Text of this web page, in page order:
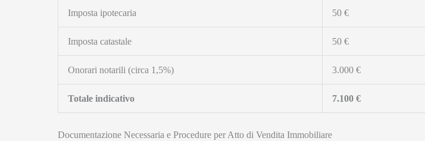
Imposta ipotecaria 50 €
Imposta catastale 50 €
Onorari notarili (circa 1,5%) 3.000 €
Totale indicativo 7.100 €
Documentazione Necessaria e Procedure per Atto di Vendita Immobiliare